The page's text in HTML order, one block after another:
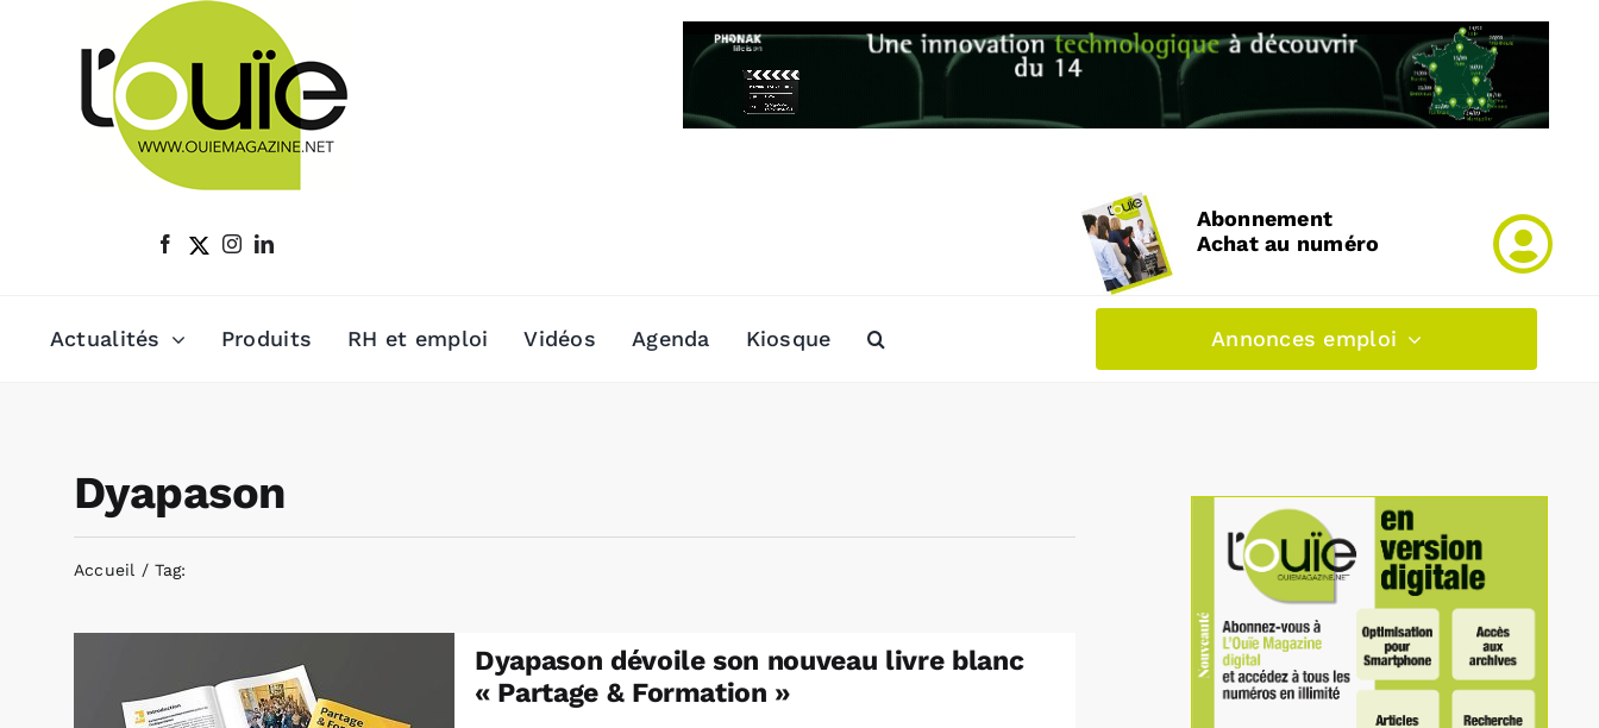
Abonnement
Achat au numéro
Actualités Produits RH et emploi Vidéos Agenda Kiosque Annonces emploi
Dyapason
Accueil Tag:
Dyapason dévoile son nouveau livre blanc
« Partage & Formation »